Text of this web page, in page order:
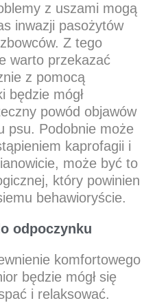
z uszami mogą
inwazji pasożytów
Z tego
warto przekazać
z pomocą
będzie mógł
powód objawów
psu. Podobnie może
kaprofagii i
może być to
który powinien
behawioryście.
odpoczynku
komfortowego
będzie mógł się
i relaksować.